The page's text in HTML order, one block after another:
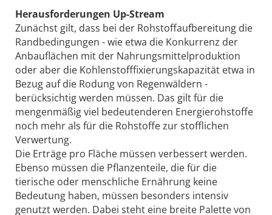
Herausforderungen Up-Stream
Zunächst gilt, dass bei der Rohstoffaufbereitung die
Randbedingungen - wie etwa die Konkurrenz der
Anbauflächen mit der Nahrungsmittelproduktion
oder aber die Kohlenstofffixierungskapazität etwa in
Bezug auf die Rodung von Regenwäldern -
berücksichtig werden müssen. Das gilt für die
mengenmäßig viel bedeutenderen Energierohstoffe
noch mehr als für die Rohstoffe zur stofflichen
Verwertung.
Die Erträge pro Fläche müssen verbessert werden.
Ebenso müssen die Pflanzenteile, die für die
tierische oder menschliche Ernährung keine
Bedeutung haben, müssen besonders intensiv
genutzt werden. Dabei steht eine breite Palette von